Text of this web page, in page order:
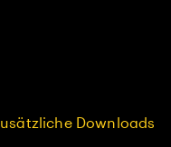
Downloads